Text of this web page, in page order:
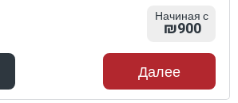
Начиная с
₪900
Далее